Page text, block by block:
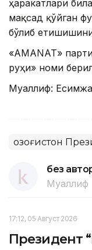
ҳаракатлари
мақсад қўйган
бўлиб
«АМАNАТ»
руҳи» номи
Муаллиф:
Қозоғистон
без
Муаллиф
17:12, 05 Август 2026
Президент